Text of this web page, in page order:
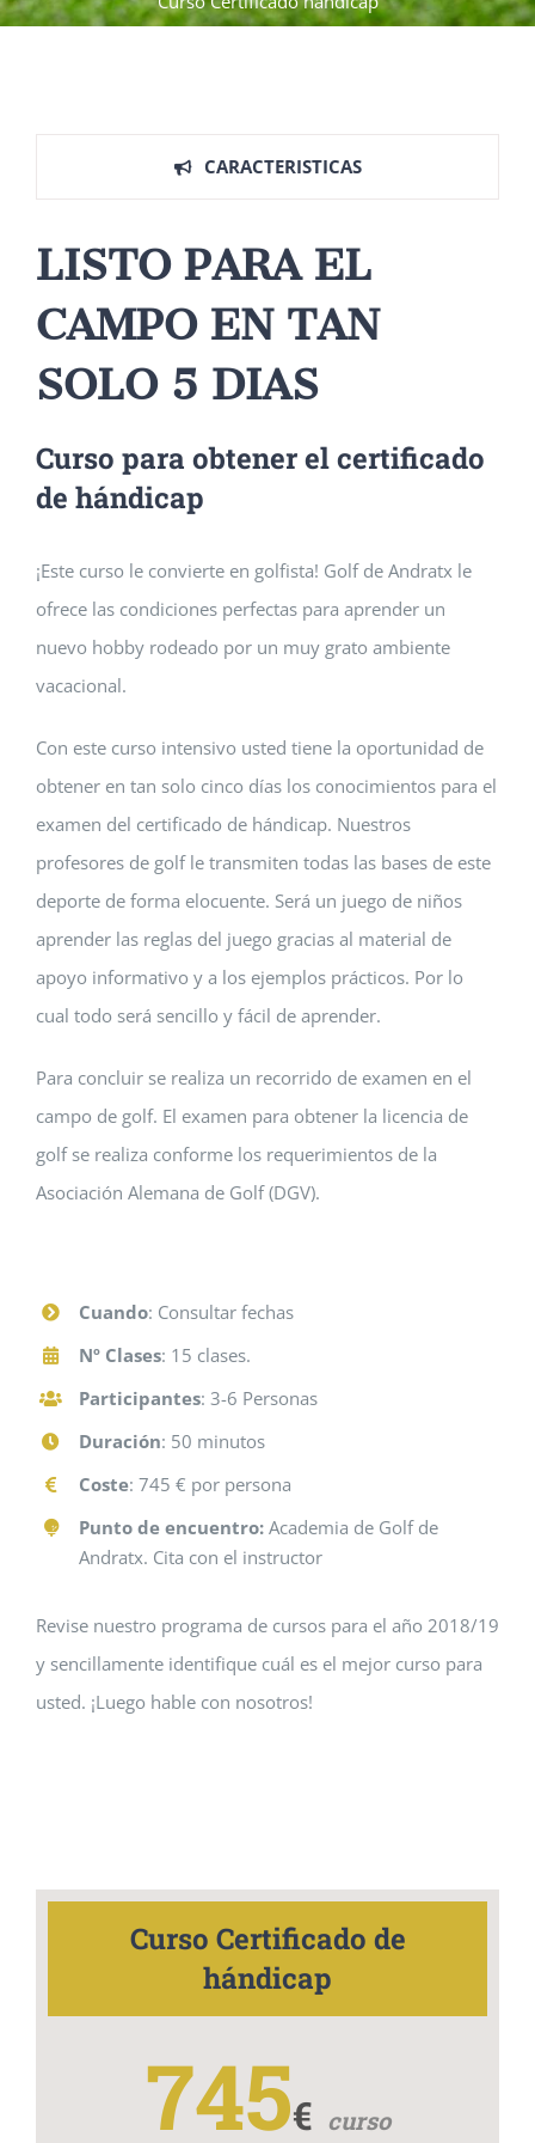
CARACTERISTICAS
LISTO PARA EL
CAMPO EN TAN
SOLO 5 DIAS
Curso para obtener el certificado
de hándicap
¡Este curso le convierte en golfista! Golf de Andratx le
ofrece las condiciones perfectas para aprender un
nuevo hobby rodeado por un muy grato ambiente
vacacional.
Con este curso intensivo usted tiene la oportunidad de
obtener en tan solo cinco días los conocimientos para el
examen del certificado de hándicap. Nuestros
profesores de golf le transmiten todas las bases de este
deporte de forma elocuente. Será un juego de niños
aprender las reglas del juego gracias al material de
apoyo informativo y a los ejemplos prácticos. Por lo
cual todo será sencillo y fácil de aprender.
Para concluir se realiza un recorrido de examen en el
campo de golf. El examen para obtener la licencia de
golf se realiza conforme los requerimientos de la
Asociación Alemana de Golf (DGV).
Cuando: Consultar fechas
Nº Clases: 15 clases.
Participantes: 3-6 Personas
Duración: 50 minutos
Coste: 745 € por persona
Punto de encuentro: Academia de Golf de
Andratx. Cita con el instructor
Revise nuestro programa de cursos para el año 2018/19
y sencillamente identifique cuál es el mejor curso para
usted. ¡Luego hable con nosotros!
Curso Certificado de
hándicap
745€ curso